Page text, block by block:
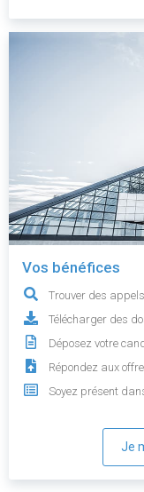
Vos bénéfices
Trouver des
Télécharger des
Déposez votre
Répondez aux
Soyez présent
Je